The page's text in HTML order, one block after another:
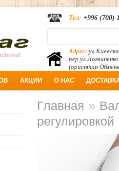
Адрес:
пер.ул.Логвиненко
(ориентир
Тел: +996 (700)
АКЦИИ О НАС
Главная »
регулировкой